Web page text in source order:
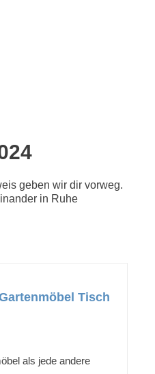
geben wir dir vorweg.
in Ruhe
Tisch
als jede andere